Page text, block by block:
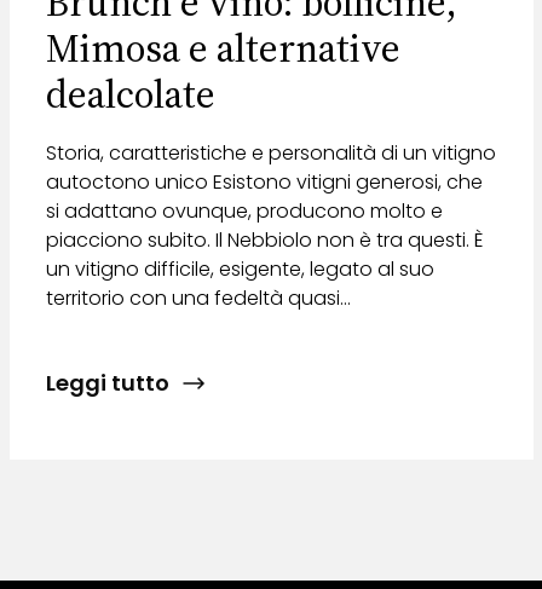
Mimosa e alternative
dealcolate
Storia, caratteristiche e personalità di un vitigno
autoctono unico Esistono vitigni generosi, che
si adattano ovunque, producono molto e
piacciono subito. Il Nebbiolo non è tra questi. È
un vitigno difficile, esigente, legato al suo
territorio con una fedeltà quasi…
Leggi tutto